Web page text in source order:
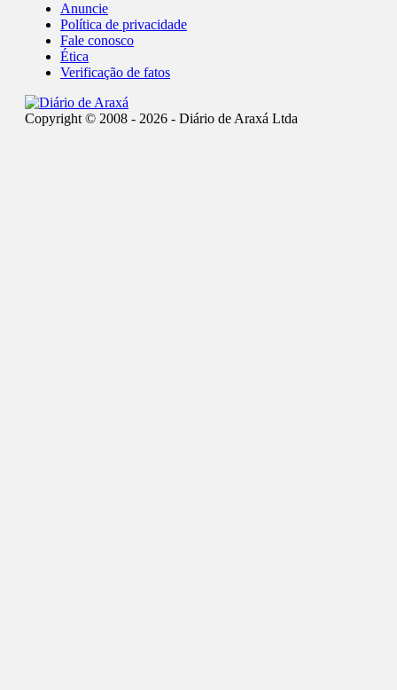
Anuncie
Política de privacidade
Fale conosco
Ética
Verificação de fatos
Copyright © 2008 - 2026 - Diário de Araxá Ltda